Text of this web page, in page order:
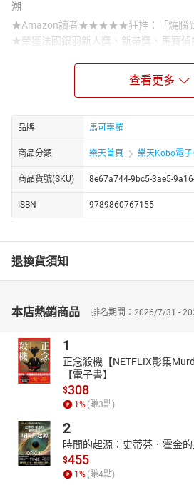
潮
★Amazon讀者★★★★★狂推：「燒腦到
★榮獲法國銀羽新人獎、新帚獎、馬賽偵
★全球售出11種語文版權，高踞19國暢銷
他把手術刀放在不鏽鋼托盤裡，
俯瞰男孩因恐懼而嘔吐，眼淚大如雨滴
等到終於不哭了，他們就用驚恐與控訴
〝那棟樓裡的惡魔告訴我，
美麗的犯罪紀實作家艾蕾克希受邀前往晚
不僅被割喉刨眼、剔除私處毛髮，凶手
等到艾蕾克希趕往現場，才驚覺好友竟有
孩連環謀殺案線索來到瑞典。男孩們的死
隨著一具具受害者屍體接連出現，一名來
成為破案關鍵，真相也逐漸浮出水面。此
將她推向了死亡的危險深淵……
「1945年4月11日之前
吹過布亨瓦德集中營的風是惡魔的呼吸
牛筋製的鞭子驅策如芻狗的囚徒們度日
這是一趟開往死亡的列車
在這趟漫長旅程終點等待瀕死之人的，是
而這座地獄規畫慎密、井然有序」
查看更多
品牌 馬可孛羅
商品分類 樂天首頁 樂天Kobo電子
商品貨號(SKU) 8e67a744-9bc5-3ae5-
ISBN 9789860767155
退換貨須知
本店熱銷商品 排名期間：2026/7/31 -
1
正念殺機【NETFLIX影集
【電子書】
$308
1 % (賺3點)
2
時間的起源：史蒂芬．霍金的
$455
1 % (賺4點)